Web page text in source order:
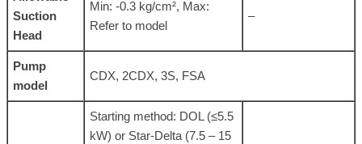
Suction
Head
Min: -0.3 kg/cm², Max:
Refer to model
–
Pump
model
CDX, 2CDX, 3S, FSA
Starting method: DOL (≤5.5
kW) or Star-Delta (7.5 – 15